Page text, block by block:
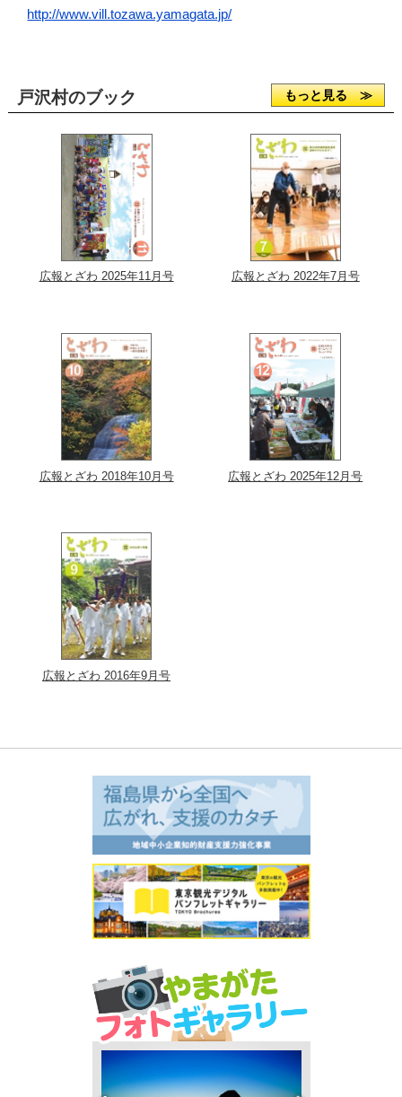
http://www.vill.tozawa.yamagata.jp/
戸沢村のブック もっと見る ≫
広報とざわ 2025年11月号 広報とざわ 2022年7月号
広報とざわ 2018年10月号 広報とざわ 2025年12月号
広報とざわ 2016年9月号